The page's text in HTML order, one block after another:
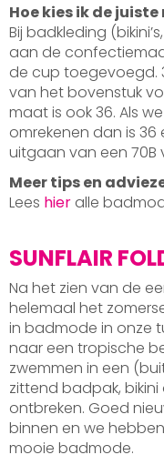
Hoe kies ik de
Bij badkleding
aan de
de cup toegevoegd.
van het bovenstuk
maat is ook 36. Als
omrekenen dan is 36
uitgaan van een
Meer tips en
Lees hier alle
SUNFLAIR
Na het zien van de
helemaal het
in badmode in onze
naar een tropische
zwemmen in een
zittend badpak,
ontbreken. Goed
binnen en we
mooie badmode.